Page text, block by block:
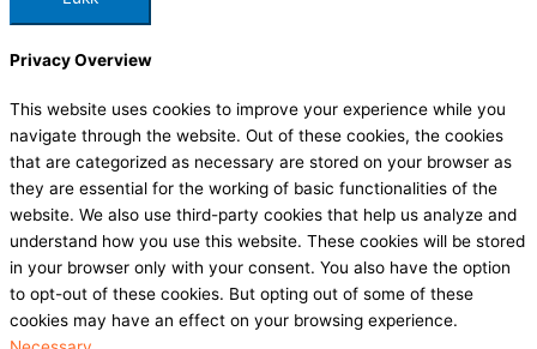
Privacy Overview
This website uses cookies to improve your experience while you
navigate through the website. Out of these cookies, the cookies
that are categorized as necessary are stored on your browser as
they are essential for the working of basic functionalities of the
website. We also use third-party cookies that help us analyze and
understand how you use this website. These cookies will be stored
in your browser only with your consent. You also have the option
to opt-out of these cookies. But opting out of some of these
cookies may have an effect on your browsing experience.